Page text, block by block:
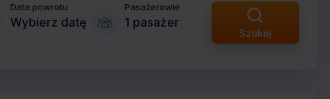
Data powrotu
Wybierz datę
Pasażerowie
1 pasażer
Szukaj